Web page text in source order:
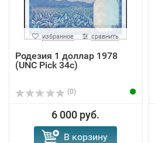
избранное сравнить
Родезия 1 доллар 1978
(UNC Pick 34c)
(0)
6 000 руб.
В корзину